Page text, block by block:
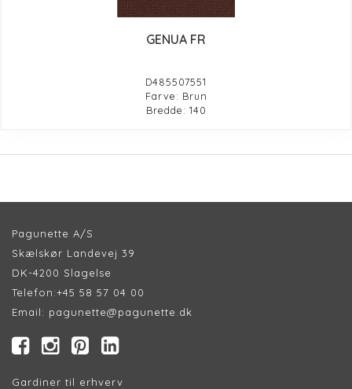
GENUA FR
D485507551
Farve: Brun
Bredde: 140
Pagunette A/S
Skælskør Landevej 39
DK-4200 Slagelse
Telefon:+45 58 57 04 00
Email: pagunette@pagunette.dk
Gardiner til erhverv